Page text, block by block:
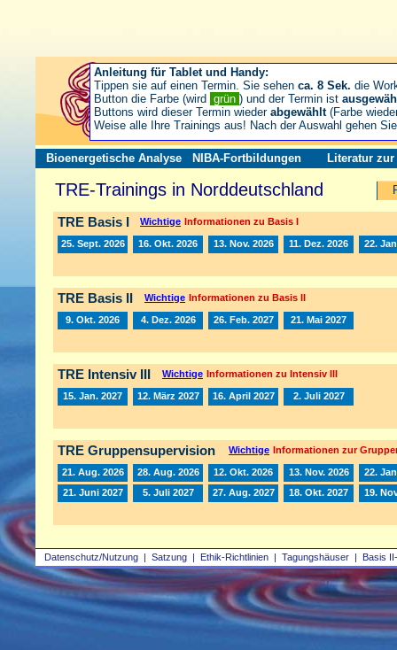
Datenschutz/Nutzung | Satzung | Ethik-Richtlinien | Tagungshäuser | Basis
Bioenergetische Analyse NIBA-Fortbildungen Literatur zur
TRE-Trainings in Norddeutschland
TRE Basis I Wichtige Informationen zu Basis I
25. Sept. 2026 16. Okt. 2026 13. Nov. 2026 11. Dez. 2026 22.
TRE Basis II Wichtige Informationen zu Basis II
9. Okt. 2026 4. Dez. 2026 26. Feb. 2027 21. Mai 2027
TRE Intensiv III Wichtige Informationen zu Intensiv III
15. Jan. 2027 12. März 2027 16. April 2027 2. Juli 2027
TRE Gruppensupervision Wichtige Informationen zur
21. Aug. 2026 28. Aug. 2026 12. Okt. 2026 13. Nov. 2026
22.
21. Juni 2027
5. Juli 2027 27. Aug. 2027 18. Okt. 2027 19.
Anleitung für Tablet und Handy:
Tippen sie auf einen Termin. Sie sehen ca. 8 Sek. die
Button die Farbe (wird grün ) und der Termin ist
Buttons wird dieser Termin wieder abgewählt(Farbe
Weise alle Ihre Trainings aus! Nach der Auswahl gehen